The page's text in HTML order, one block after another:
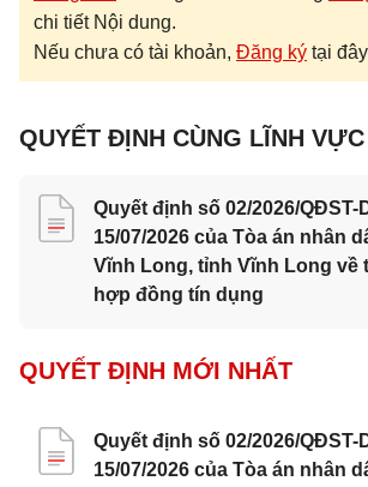
chi tiết Nội dung.
Nếu chưa có tài khoản, Đăng ký tại
QUYẾT ĐỊNH CÙNG LĨNH VỰC
Quyết định số 02/2026/QĐST-
15/07/2026 của Tòa án nhân
Vĩnh Long, tỉnh Vĩnh Long về
hợp đồng tín dụng
QUYẾT ĐỊNH MỚI NHẤT
Quyết định số 02/2026/QĐST-
15/07/2026 của Tòa án nhân